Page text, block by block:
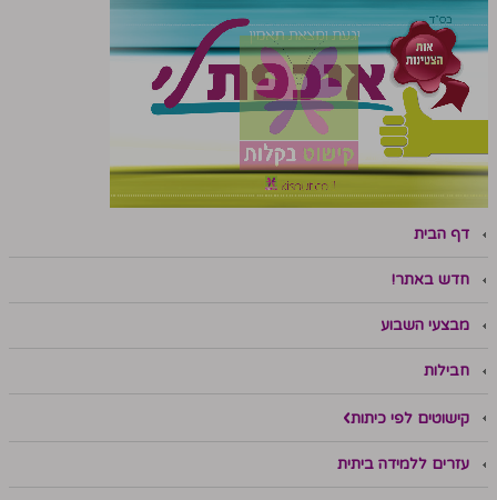
דף הבית
חדש באתר!
מבצעי השבוע
חבילות
קישוטים לפי כיתות
עזרים ללמידה ביתית